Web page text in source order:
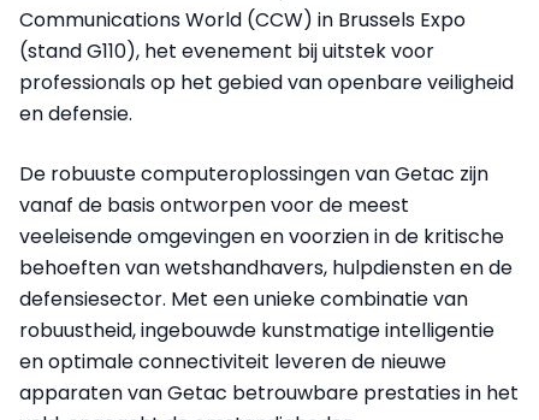
Communications World (CCW) in Brussels Expo
(stand G110), het evenement bij uitstek voor
professionals op het gebied van openbare veiligheid
en defensie.
De robuuste computeroplossingen van Getac zijn
vanaf de basis ontworpen voor de meest
veeleisende omgevingen en voorzien in de kritische
behoeften van wetshandhavers, hulpdiensten en de
defensiesector. Met een unieke combinatie van
robuustheid, ingebouwde kunstmatige intelligentie
en optimale connectiviteit leveren de nieuwe
apparaten van Getac betrouwbare prestaties in het